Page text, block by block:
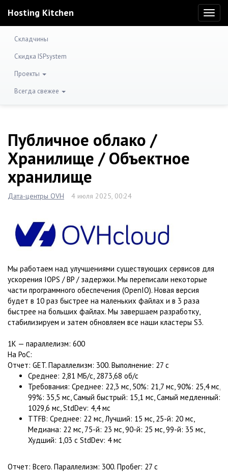
Hosting Kitchen
Складчины
Скидка ISPsystem
Проекты
Всегда свежее
Публичное облако /
Хранилище / Объектное
хранилище
Дата-центры OVH 4 июля 2025, 00:24
Мы работаем над улучшениями существующих сервисов для
ускорения IOPS / BP / задержки. Мы переписали некоторые
части программного обеспечения (OpenIO). Новая версия
будет в 10 раз быстрее на маленьких файлах и в 3 раза
быстрее на больших файлах. Мы завершаем разработку,
стабилизируем и затем обновляем все наши кластеры S3.
1K — параллелизм: 600
На PoC:
Отчет: GET. Параллелизм: 300. Выполнение: 27 с
Среднее: 2,81 МБ/с, 2873,68 об/с
Требования: Среднее: 22,3 мс, 50%: 21,7 мс, 90%: 25,4 мс,
99%: 35,5 мс, Самый быстрый: 15,1 мс, Самый медленный:
1029,6 мс, StdDev: 4,4 мс
TTFB: Среднее: 22 мс, Лучший: 15 мс, 25-й: 20 мс,
Медиана: 22 мс, 75-й: 23 мс, 90-й: 25 мс, 99-й: 35 мс,
Худший: 1,03 с StdDev: 4 мс
Отчет: Всего. Параллелизм: 300. Пробег: 27 с